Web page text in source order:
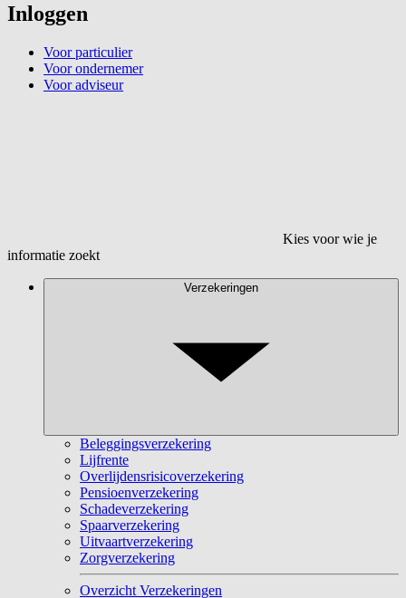
Inloggen
Voor particulier
Voor ondernemer
Voor adviseur
Kies voor wie je
informatie zoekt
Verzekeringen
Beleggingsverzekering
Lijfrente
Overlijdensrisicoverzekering
Pensioenverzekering
Schadeverzekering
Spaarverzekering
Uitvaartverzekering
Zorgverzekering
Overzicht Verzekeringen